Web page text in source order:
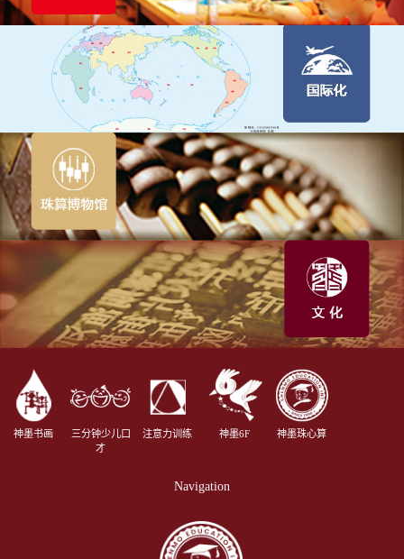
神墨书画
三分钟少儿口
才
注意力训练 神墨6F 神墨珠心算
Navigation